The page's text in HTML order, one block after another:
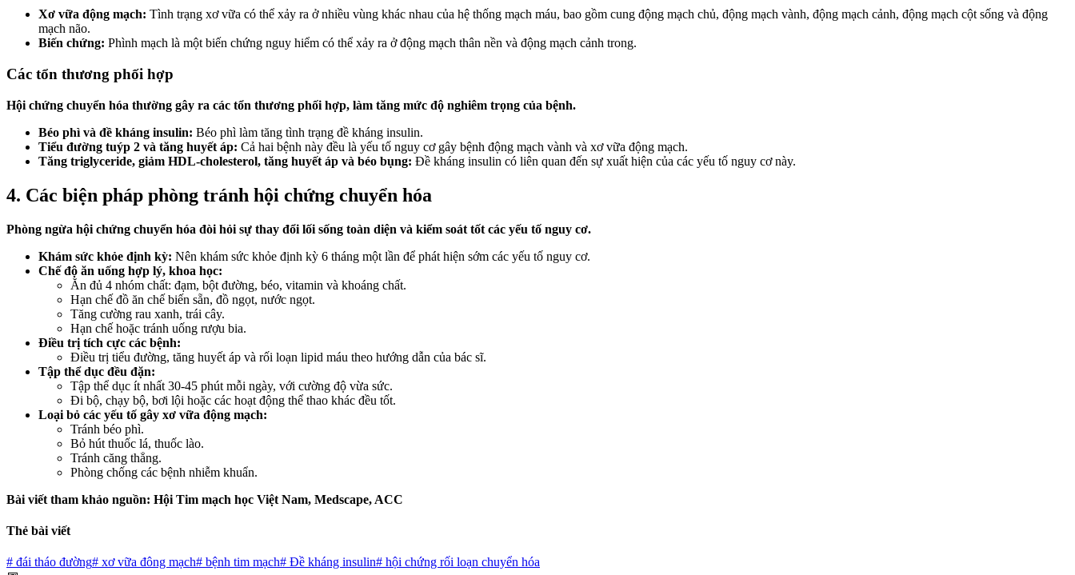
Xơ vữa động mạch: Tình trạng xơ vữa có thể xảy ra ở nhiều vùng khác nhau của hệ thống mạch máu, bao gồm cung động mạch chủ, động mạch vành, động mạch cảnh, động mạch cột sống và động
mạch não.
Biến chứng: Phình mạch là một biến chứng nguy hiểm có thể xảy ra ở động mạch thân nền và động mạch cảnh trong.
Các tổn thương phối hợp
Hội chứng chuyển hóa thường gây ra các tổn thương phối hợp, làm tăng mức độ nghiêm trọng của bệnh.
Béo phì và đề kháng insulin: Béo phì làm tăng tình trạng đề kháng insulin.
Tiểu đường tuýp 2 và tăng huyết áp: Cả hai bệnh này đều là yếu tố nguy cơ gây bệnh động mạch vành và xơ vữa động mạch.
Tăng triglyceride, giảm HDL-cholesterol, tăng huyết áp và béo bụng: Đề kháng insulin có liên quan đến sự xuất hiện của các yếu tố nguy cơ này.
4. Các biện pháp phòng tránh hội chứng chuyển hóa
Phòng ngừa hội chứng chuyển hóa đòi hỏi sự thay đổi lối sống toàn diện và kiểm soát tốt các yếu tố nguy cơ.
Khám sức khỏe định kỳ: Nên khám sức khỏe định kỳ 6 tháng một lần để phát hiện sớm các yếu tố nguy cơ.
Chế độ ăn uống hợp lý, khoa học:
Ăn đủ 4 nhóm chất: đạm, bột đường, béo, vitamin và khoáng chất.
Hạn chế đồ ăn chế biến sẵn, đồ ngọt, nước ngọt.
Tăng cường rau xanh, trái cây.
Hạn chế hoặc tránh uống rượu bia.
Điều trị tích cực các bệnh:
Điều trị tiểu đường, tăng huyết áp và rối loạn lipid máu theo hướng dẫn của bác sĩ.
Tập thể dục đều đặn:
Tập thể dục ít nhất 30-45 phút mỗi ngày, với cường độ vừa sức.
Đi bộ, chạy bộ, bơi lội hoặc các hoạt động thể thao khác đều tốt.
Loại bỏ các yếu tố gây xơ vữa động mạch:
Tránh béo phì.
Bỏ hút thuốc lá, thuốc lào.
Tránh căng thẳng.
Phòng chống các bệnh nhiễm khuẩn.
Bài viết tham khảo nguồn: Hội Tim mạch học Việt Nam, Medscape, ACC
Thẻ bài viết
# đái tháo đường# xơ vữa đông mạch# bệnh tim mạch# Đề kháng insulin# hội chứng rối loạn chuyển hóa